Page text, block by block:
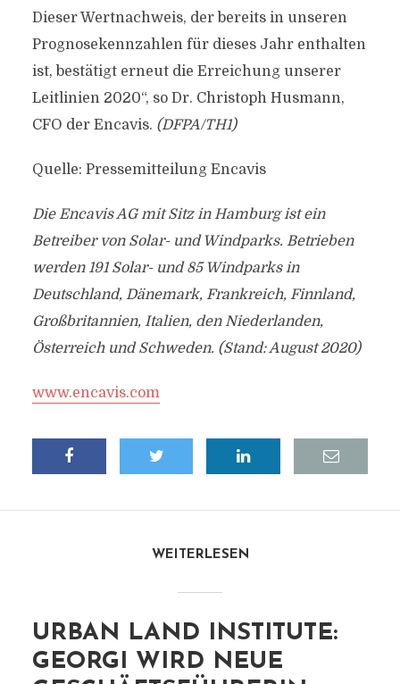
Dieser Wertnachweis, der bereits in unseren
Prognosekennzahlen für dieses Jahr enthalten
ist, bestätigt erneut die Erreichung unserer
Leitlinien 2020“, so Dr. Christoph Husmann,
CFO der Encavis. (DFPA/TH1)
Quelle: Pressemitteilung Encavis
Die Encavis AG mit Sitz in Hamburg ist ein
Betreiber von Solar- und Windparks. Betrieben
werden 191 Solar- und 85 Windparks in
Deutschland, Dänemark, Frankreich, Finnland,
Großbritannien, Italien, den Niederlanden,
Österreich und Schweden. (Stand: August 2020)
www.encavis.com
WEITERLESEN
URBAN LAND INSTITUTE:
GEORGI WIRD NEUE